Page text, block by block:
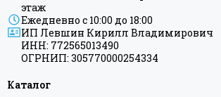
этаж
Ежедневно с 10:00 до 18:00
ИП Левшин Кирилл Владимирович
ИНН: 772565013490
ОГРНИП: 305770000254334
Каталог